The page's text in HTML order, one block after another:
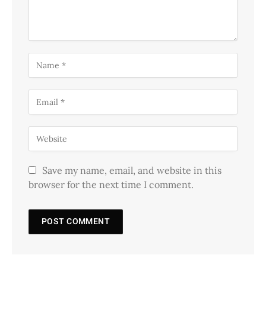
Save my name, email, and website in this
browser for the next time I comment.